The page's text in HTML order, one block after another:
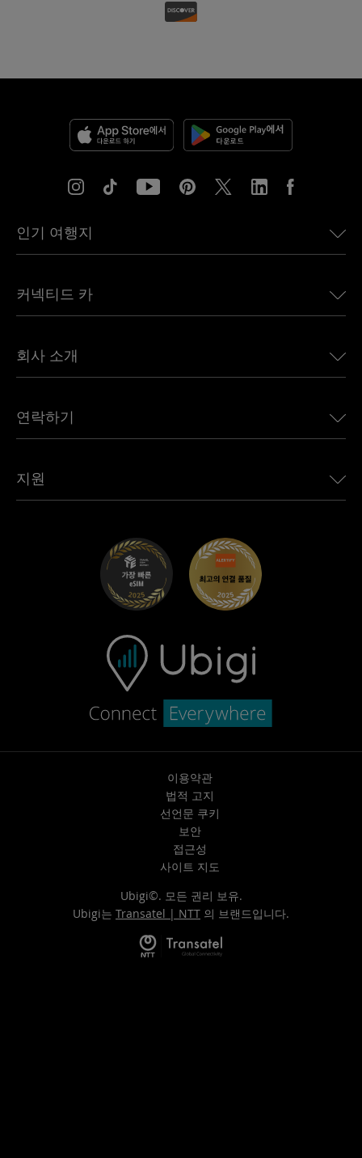
인기 여행지
유럽용 eSIM
캐나다용 eSIM
아프리카용 eSIM
모든 목적지 보기
커넥티드 카
Land Rover용 Ubigi
Jeep용 Ubigi
Mini용 Ubigi
Maserati용 Ubigi
회사 소개
언론에 소개된 Ubigi
Ubigi 앱
연락하기
제휴 프로그램
지원
이용약관
법적 고지
선언문 쿠키
보안
접근성
사이트 지도
Ubigi©. 모든 권리 보유.
Ubigi는 Transatel | NTT 의 브랜드입니다.